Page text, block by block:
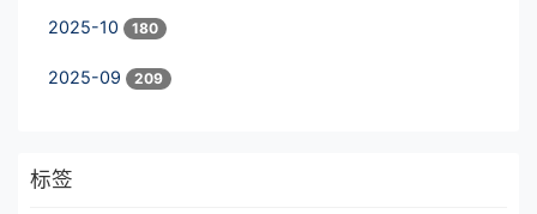
2025-10 180
2025-09 209
标签